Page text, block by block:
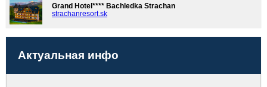
Grand Hotel**** Bachledka Strachan
strachanresort.sk
Актуальная инфо